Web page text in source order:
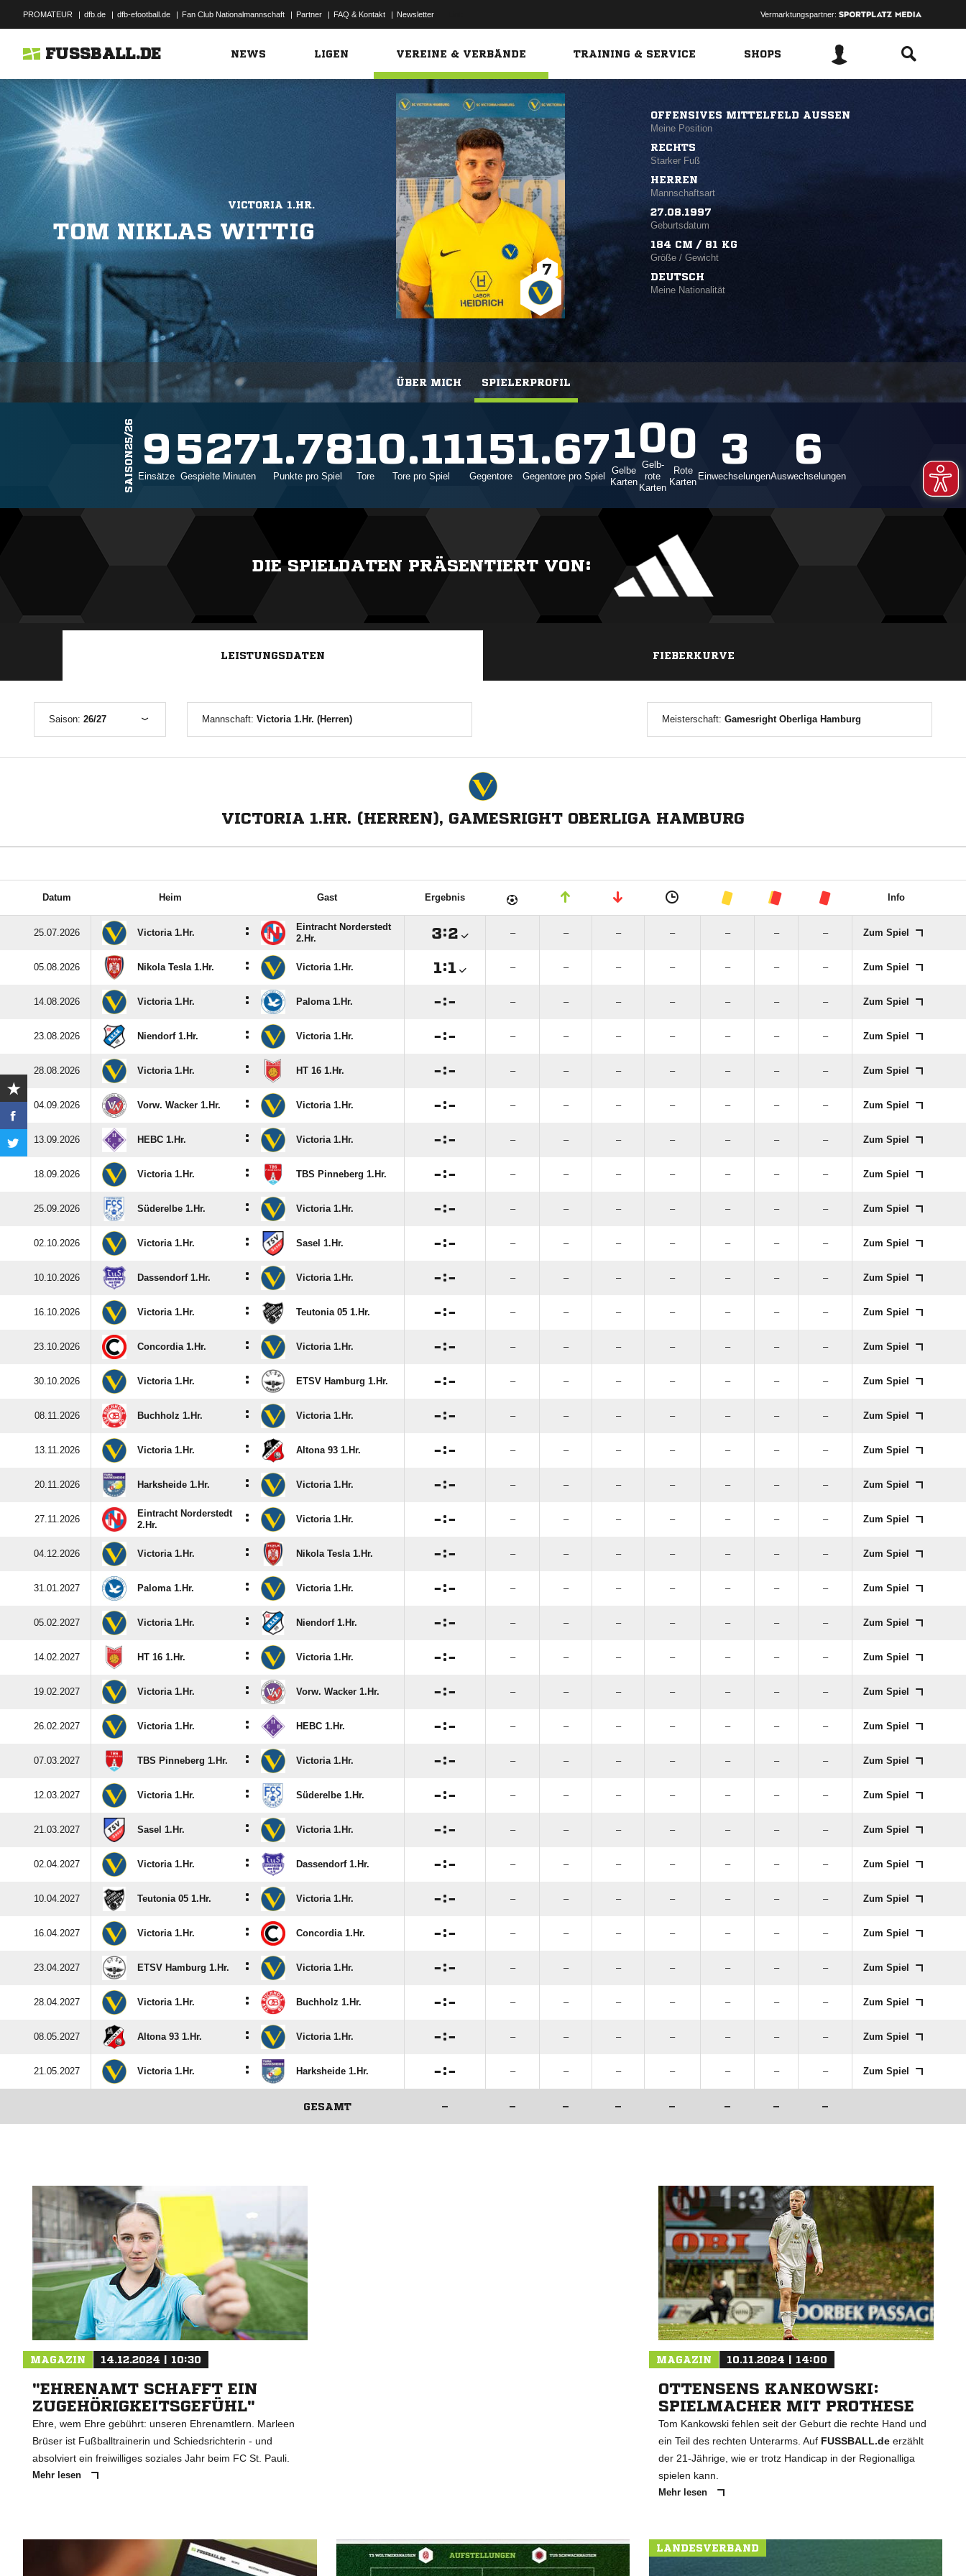
PROMATEUR | dfb.de | dfb-efootball.de | Fan Club Nationalmannschaft | Partner | FAQ & Kontakt | Newsletter Vermarktungspartner:
FUSSBALL.DE NEWS LIGEN VEREINE & VERBÄNDE TRAINING & SERVICE SHOPS
ÜBER MICH SPIELERPROFIL
VICTORIA 1.HR.
TOM NIKLAS WITTIG
7
OFFENSIVES MITTELFELD AUSSEN
Meine Position
RECHTS
Starker Fuß
HERREN
Mannschaftsart
27.08.1997
Geburtsdatum
184 CM / 81 KG
Größe / Gewicht
DEUTSCH
Meine Nationalität
SAISON25/26 9
Einsätze
527
Gespielte Minuten
1.78
Punkte pro Spiel
1
Tore
0.11
Tore pro Spiel
15
Gegentore
1.67
Gegentore pro Spiel
1
Gelbe
Karten
0
Gelb-
rote
Karten
0
Rote
Karten
3
Einwechselungen
6
Auswechselungen
DIE SPIELDATEN PRÄSENTIERT VON:
LEISTUNGSDATEN FIEBERKURVE
Saison: 26/27 Mannschaft:Victoria 1.Hr. (Herren) Meisterschaft: Gamesright Oberliga Hamburg
VICTORIA 1.HR. (HERREN), GAMESRIGHT OBERLIGA HAMBURG
Datum Heim Gast Ergebnis Info
25.07.2026 Victoria 1.Hr. :
Eintracht Norderstedt
2.Hr.
: – – – – – – – Zum Spiel
05.08.2026 Nikola Tesla 1.Hr. : Victoria 1.Hr. : – – – – – – – Zum Spiel
14.08.2026 Victoria 1.Hr. : Paloma 1.Hr. : – – – – – – – Zum Spiel
23.08.2026 Niendorf 1.Hr. : Victoria 1.Hr. : – – – – – – – Zum Spiel
28.08.2026 Victoria 1.Hr. : HT 16 1.Hr. : – – – – – – – Zum Spiel
04.09.2026 Vorw. Wacker 1.Hr. : Victoria 1.Hr. : – – – – – – – Zum Spiel
13.09.2026 HEBC 1.Hr. : Victoria 1.Hr. : – – – – – – – Zum Spiel
18.09.2026 Victoria 1.Hr. : TBS Pinneberg 1.Hr. : – – – – – – – Zum Spiel
25.09.2026 Süderelbe 1.Hr. : Victoria 1.Hr. : – – – – – – – Zum Spiel
02.10.2026 Victoria 1.Hr. : Sasel 1.Hr. : – – – – – – – Zum Spiel
10.10.2026 Dassendorf 1.Hr. : Victoria 1.Hr. : – – – – – – – Zum Spiel
16.10.2026 Victoria 1.Hr. : Teutonia 05 1.Hr. : – – – – – – – Zum Spiel
23.10.2026 Concordia 1.Hr. : Victoria 1.Hr. : – – – – – – – Zum Spiel
30.10.2026 Victoria 1.Hr. : ETSV Hamburg 1.Hr. : – – – – – – – Zum Spiel
08.11.2026 Buchholz 1.Hr. : Victoria 1.Hr. : – – – – – – – Zum Spiel
13.11.2026 Victoria 1.Hr. : Altona 93 1.Hr. : – – – – – – – Zum Spiel
20.11.2026 Harksheide 1.Hr. : Victoria 1.Hr. : – – – – – – – Zum Spiel
27.11.2026
Eintracht Norderstedt
2.Hr.
: Victoria 1.Hr. : – – – – – – – Zum Spiel
04.12.2026 Victoria 1.Hr. : Nikola Tesla 1.Hr. : – – – – – – – Zum Spiel
31.01.2027 Paloma 1.Hr. : Victoria 1.Hr. : – – – – – – – Zum Spiel
05.02.2027 Victoria 1.Hr. : Niendorf 1.Hr. : – – – – – – – Zum Spiel
14.02.2027 HT 16 1.Hr. : Victoria 1.Hr. : – – – – – – – Zum Spiel
19.02.2027 Victoria 1.Hr. : Vorw. Wacker 1.Hr. : – – – – – – – Zum Spiel
26.02.2027 Victoria 1.Hr. : HEBC 1.Hr. : – – – – – – – Zum Spiel
07.03.2027 TBS Pinneberg 1.Hr. : Victoria 1.Hr. : – – – – – – – Zum Spiel
12.03.2027 Victoria 1.Hr. : Süderelbe 1.Hr. : – – – – – – – Zum Spiel
21.03.2027 Sasel 1.Hr. : Victoria 1.Hr. : – – – – – – – Zum Spiel
02.04.2027 Victoria 1.Hr. : Dassendorf 1.Hr. : – – – – – – – Zum Spiel
10.04.2027 Teutonia 05 1.Hr. : Victoria 1.Hr. : – – – – – – – Zum Spiel
16.04.2027 Victoria 1.Hr. : Concordia 1.Hr. : – – – – – – – Zum Spiel
23.04.2027 ETSV Hamburg 1.Hr. : Victoria 1.Hr. : – – – – – – – Zum Spiel
28.04.2027 Victoria 1.Hr. : Buchholz 1.Hr. : – – – – – – – Zum Spiel
08.05.2027 Altona 93 1.Hr. : Victoria 1.Hr. : – – – – – – – Zum Spiel
21.05.2027 Victoria 1.Hr. : Harksheide 1.Hr. : – – – – – – – Zum Spiel
GESAMT – – – – – – – –
MAGAZIN 14.12.2024 | 10:30
"EHRENAMT SCHAFFT EIN
ZUGEHÖRIGKEITSGEFÜHL"
Ehre, wem Ehre gebührt: unseren Ehrenamtlern. Marleen
Brüser ist Fußballtrainerin und Schiedsrichterin - und
absolviert ein freiwilliges soziales Jahr beim FC St. Pauli.
Mehr lesen
MAGAZIN 10.11.2024 | 14:00
OTTENSENS KANKOWSKI:
SPIELMACHER MIT PROTHESE
Tom Kankowski fehlen seit der Geburt die rechte Hand und
ein Teil des rechten Unterarms. Auf FUSSBALL.de erzählt
der 21-Jährige, wie er trotz Handicap in der Regionalliga
spielen kann.
Mehr lesen
LANDESVERBAND